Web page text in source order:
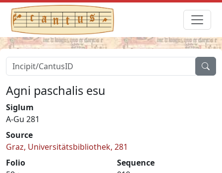
Agni paschalis esu
Siglum
A-Gu 281
Source
Graz, Universitätsbibliothek, 281
Folio
Sequence